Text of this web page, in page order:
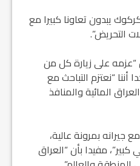
يبدون تعاونا كبيرا مع
التحريض”.
“عزمه على زيارة كل من
أننا “نعتزم التباحث مع
المائية والمنافذ
جيرانه بمرونة عالية،
مفيدا بأن “العراق